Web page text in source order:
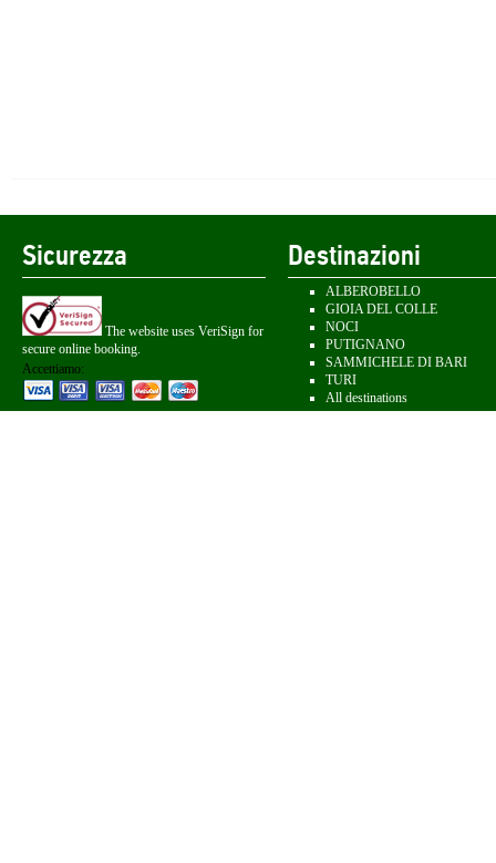
Sicurezza
The website uses VeriSign for
secure online booking.
Accettiamo:
Destinazioni
ALBEROBELLO
GIOIA DEL COLLE
NOCI
PUTIGNANO
SAMMICHELE DI BARI
TURI
All destinations